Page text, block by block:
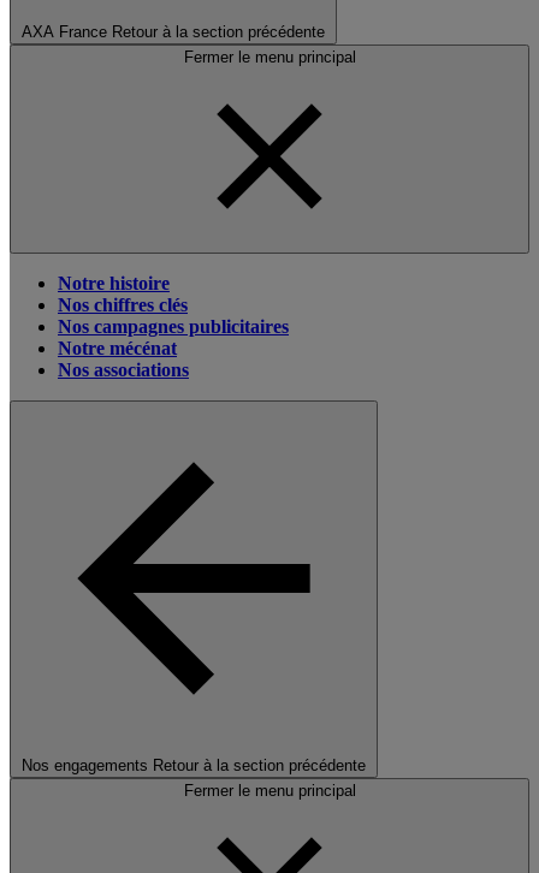
AXA France Retour à la section précédente
Fermer le menu principal
Notre histoire
Nos chiffres clés
Nos campagnes publicitaires
Notre mécénat
Nos associations
Nos engagements Retour à la section précédente
Fermer le menu principal